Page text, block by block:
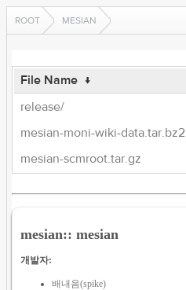
ROOT MESIAN
File Name ↓
release/
mesian-moni-wiki-data.tar.bz2
mesian-scmroot.tar.gz
mesian:: mesian
개발자:
배내음(spike)